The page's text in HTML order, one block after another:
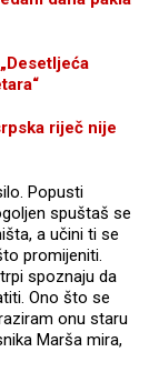
riječ nije
Popusti
spuštaš se
a učini ti se
promijeniti.
spoznaju da
Ono što se
onu staru
Marša mira,